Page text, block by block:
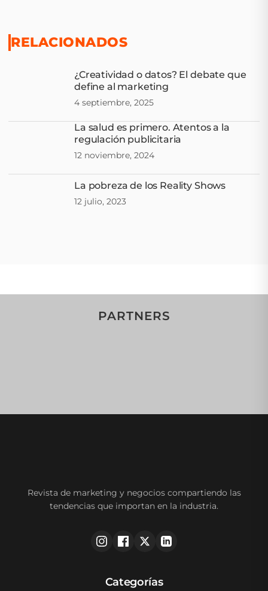
RELACIONADOS
¿Creatividad o datos? El debate que
define al marketing
4 septiembre, 2025
La salud es primero. Atentos a la
regulación publicitaria
12 noviembre, 2024
La pobreza de los Reality Shows
12 julio, 2023
PARTNERS
Revista de marketing y negocios compartiendo las
tendencias que importan en la industria.
Categorías